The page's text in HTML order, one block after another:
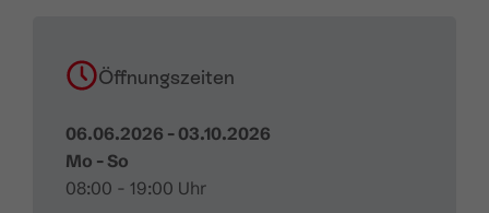
Öffnungszeiten
06.06.2026 - 03.10.2026
Mo - So
08:00 - 19:00 Uhr